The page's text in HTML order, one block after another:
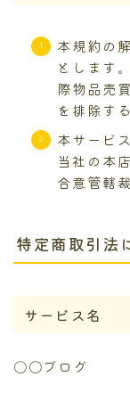
本規約の
とします
際物品売
を排除す
本サービ
当社の本
合意管轄
特定商取引法
サービス名
〇〇ブログ